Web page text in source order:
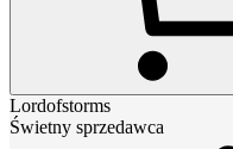
Lordofstorms
Świetny sprzedawca